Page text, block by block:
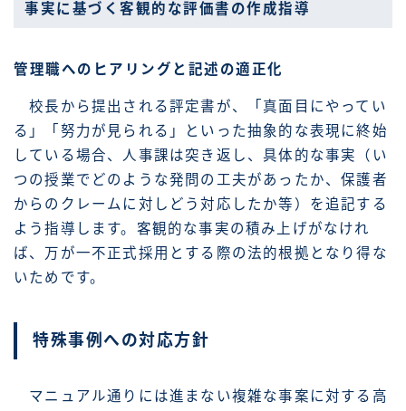
事実に基づく客観的な評価書の作成指導
管理職へのヒアリングと記述の適正化
校長から提出される評定書が、「真面目にやってい
る」「努力が見られる」といった抽象的な表現に終始
している場合、人事課は突き返し、具体的な事実（い
つの授業でどのような発問の工夫があったか、保護者
からのクレームに対しどう対応したか等）を追記する
よう指導します。客観的な事実の積み上げがなけれ
ば、万が一不正式採用とする際の法的根拠となり得な
いためです。
特殊事例への対応方針
マニュアル通りには進まない複雑な事案に対する高